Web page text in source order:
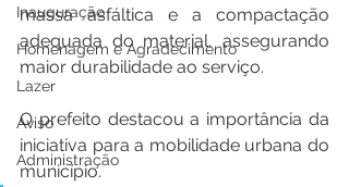
Inauguração
Homenagem e Agradecimento
Lazer
Aviso
Administração
massa asfáltica e a compactação
adequada do material, assegurando
maior durabilidade ao serviço.
O prefeito destacou a importância da
iniciativa para a mobilidade urbana do
município.